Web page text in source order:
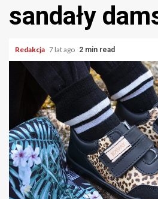
sandały
Redakcja 7 lat ago 2 min read